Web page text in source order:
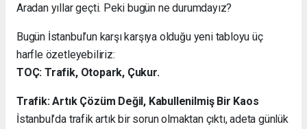
Aradan yıllar geçti. Peki bugün ne durumdayız?
Bugün İstanbul’un karşı karşıya olduğu yeni tabloyu üç
harfle özetleyebiliriz:
TOÇ: Trafik, Otopark, Çukur.
Trafik: Artık Çözüm Değil, Kabullenilmiş Bir Kaos
İstanbul’da trafik artık bir sorun olmaktan çıktı, adeta günlük